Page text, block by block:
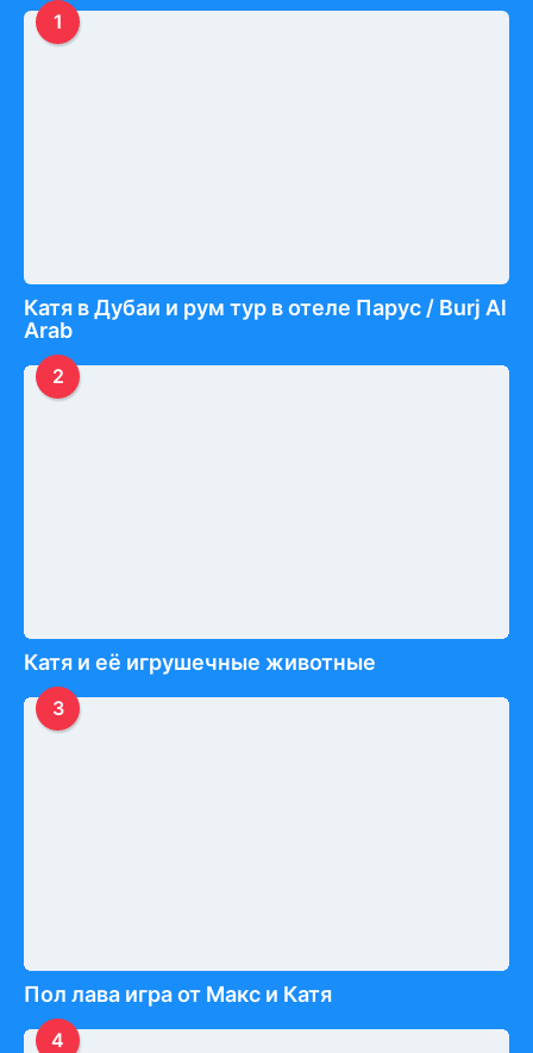
1
Катя в Дубаи и рум тур в отеле Парус / Burj Al
Arab
2
Катя и её игрушечные животные
3
Пол лава игра от Макс и Катя
4